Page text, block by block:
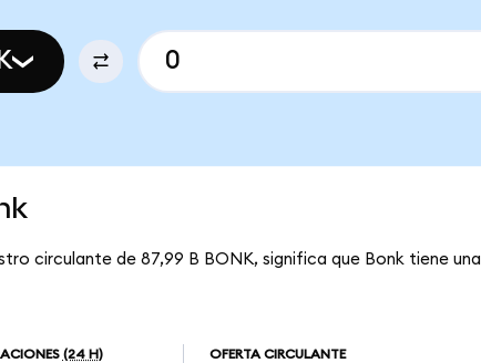
circulante de 87,99 B BONK, significa que Bonk tiene una
(24 H) OFERTA CIRCULANTE